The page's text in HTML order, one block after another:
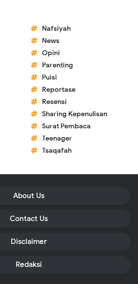
Nafsiyah
News
Opini
Parenting
Puisi
Reportase
Resensi
Sharing Kepenulisan
Surat Pembaca
Teenager
Tsaqafah
About Us
Contact Us
Disclaimer
Redaksi